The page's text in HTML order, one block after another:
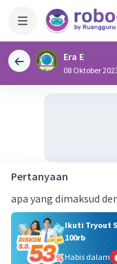
Era E
08 Oktober
Pertanyaan
apa yang dimaksud
Ikuti Tryout
100rb
Habis dalam